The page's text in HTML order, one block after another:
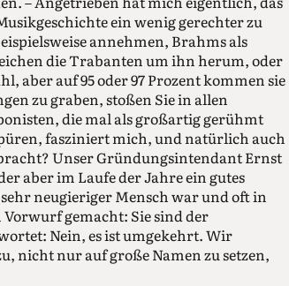
ein wenig gerechter zu
annehmen, Brahms als
die Trabanten um ihn herum, oder
aber auf 95 oder 97 Prozent kommen sie
zu graben, stoßen Sie in allen
die mal als großartig gerühmt
fasziniert mich, und natürlich auch
Unser Gründungsintendant Ernst
aber im Laufe der Jahre ein gutes
neugieriger Mensch war und oft in
gemacht: Sie sind der
Nein, es ist umgekehrt. Wir
nicht nur auf große Namen zu setzen,